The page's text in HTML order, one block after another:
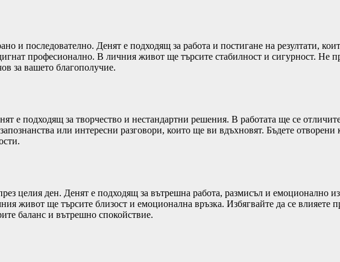
и последователно. Денят е подходящ за работа и постигане на резултати,
професионално. В личния живот ще търсите стабилност и сигурност. Не
за вашето благополучие.
е подходящ за творчество и нестандартни решения. В работата ще се
или интересни разговори, които ще ви вдъхновят. Бъдете отворени
целия ден. Денят е подходящ за вътрешна работа, размисъл и емоционално
живот ще търсите близост и емоционална връзка. Избягвайте да се влияете
баланс и вътрешно спокойствие.